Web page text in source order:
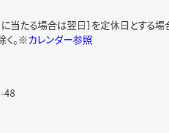
当たる場合は翌日］を定休日とする場
く。※カレンダー参照
48